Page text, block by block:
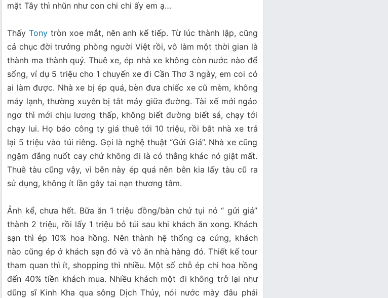
mặt Tây thì nhũn như con chi chi ấy em ạ…
ThấyTony tròn xoe mắt, nên anh kể tiếp. Từ lúc thành lập, cũng
cả chục đời trưởng phòng người Việt rồi, vô làm một thời gian là
thành ma thành quỷ. Thuê xe, ép nhà xe không còn nước nào để
sống, ví dụ 5 triệu cho 1 chuyến xe đi Cần Thơ 3 ngày, em coi có
ai làm được. Nhà xe bị ép quá, bèn đưa chiếc xe cũ mèm, không
máy lạnh, thường xuyên bị tắt máy giữa đường. Tài xế mới ngáo
ngơ thì mới chịu lương thấp, không biết đường biết sá, chạy tới
chạy lui. Họ báo công ty giá thuê tới 10 triệu, rồi bắt nhà xe trả
lại 5 triệu vào túi riêng. Gọi là nghệ thuật “Gửi Giá”. Nhà xe cũng
ngậm đắng nuốt cay chứ không đi là có thằng khác nó giật mất.
Thuê tàu cũng vậy, vì bên này ép quá nên bên kia lấy tàu cũ ra
sử dụng, không ít lần gây tai nạn thương tâm.
Ảnh kể, chưa hết. Bữa ăn 1 triệu đồng/bàn chứ tụi nó “ gửi giá”
thành 2 triệu, rồi lấy 1 triệu bỏ túi sau khi khách ăn xong. Khách
sạn thì ép 10% hoa hồng. Nên thành hệ thống cạ cứng, khách
nào cũng ép ở khách sạn đó và vô ăn nhà hàng đó. Thiết kế tour
tham quan thì ít, shopping thì nhiều. Một số chỗ ép chi hoa hồng
đến 40% tiền khách mua. Nhiều khách một đi không trở lại như
dũng sĩ Kinh Kha qua sông Dịch Thủy, nói nước mày đâu phải